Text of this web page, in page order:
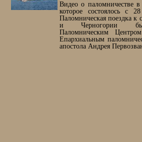
Видео о паломничестве
которое состоялось с
Паломническая поездка к
и Черногории
Паломническим
Епархиальным
апостола Андрея